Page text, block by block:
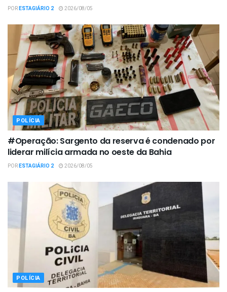
PORESTAGIÁRIO 2 2026/08/05
POLÍCIA
#Operação: Sargento da reserva é condenado por
liderar milícia armada no oeste da Bahia
PORESTAGIÁRIO 2 2026/08/05
POLÍCIA